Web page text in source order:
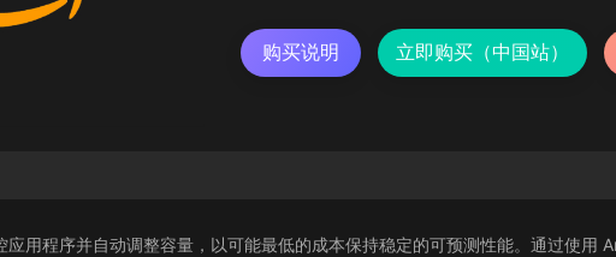
购买说明 立即购买（中国站）
用程序并自动调整容量，以可能最低的成本保持稳定的可预测性能。通过使用